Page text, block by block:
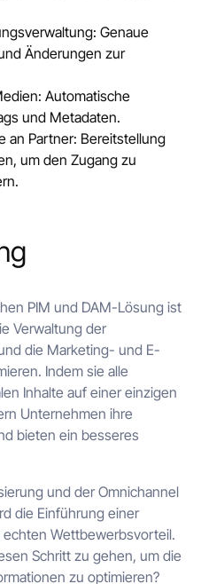
Genaue
Änderungen zur
Automatische
und Metadaten.
an Partner: Bereitstellung
um den Zugang zu
PIM und DAM-Lösung ist
Verwaltung der
die Marketing- und E-
Indem sie alle
Inhalte auf einer einzigen
Unternehmen ihre
bieten ein besseres
und der Omnichannel
die Einführung einer
Wettbewerbsvorteil.
Schritt zu gehen, um die
zu optimieren?